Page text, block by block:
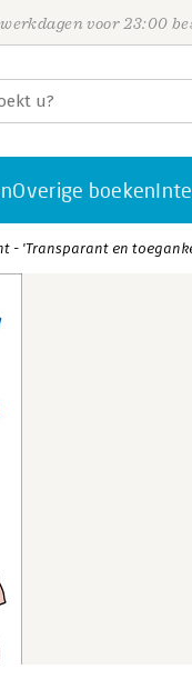
voor 23:00
Overige boeken
- 'Transparant en